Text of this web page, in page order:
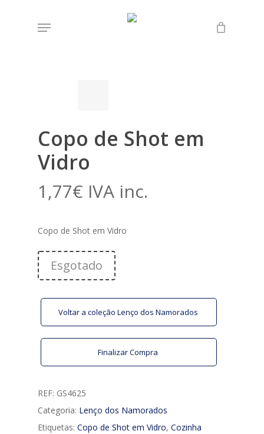
Menu
Início
Copo de
Copo de Shot em
Vidro
1,77€ IVA inc.
Copo de Shot em Vidro
Esgotado
Voltar a coleção Lenço dos Namorados
Finalizar Compra
REF: GS4625
Categoria: Lenço dos Namorados
Etiquetas: Copo de Shot em Vidro, Cozinha